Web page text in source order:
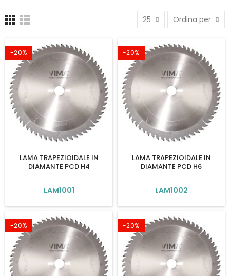
25 Ordina per
-20%
LAMA TRAPEZIOIDALE IN
DIAMANTE PCD H4
LAM1001
-20%
LAMA TRAPEZIOIDALE IN
DIAMANTE PCD H6
LAM1002
-20% -20%